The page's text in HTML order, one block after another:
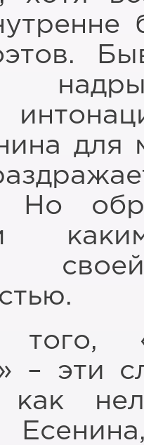
для
Но
– эти
как